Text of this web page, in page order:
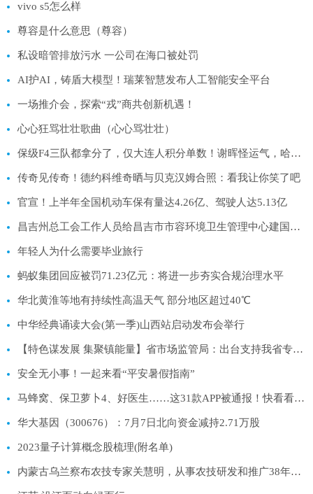
vivo s5怎么样
尊容是什么意思（尊容）
私设暗管排放污水 一公司在海口被处罚
AI护AI，铸盾大模型！瑞莱智慧发布人工智能安全平台
一场推介会，探索“戎”商共创新机遇！
心心狂骂壮壮歌曲（心心骂壮壮）
保级F4三队都拿分了，仅大连人积分单数！谢晖怪运气，哈维尔：比赛不是party
传奇见传奇！德约科维奇晒与贝克汉姆合照：看我让你笑了吧
官宣！上半年全国机动车保有量达4.26亿、驾驶人达5.13亿
昌吉州总工会工作人员给昌吉市市容环境卫生管理中心建国路环卫所送防暑、解暑用品
年轻人为什么需要毕业旅行
蚂蚁集团回应被罚71.23亿元：将进一步夯实合规治理水平
华北黄淮等地有持续性高温天气 部分地区超过40℃
中华经典诵读大会(第一季)山西站启动发布会举行
【特色谋发展 集聚镇能量】省市场监管局：出台支持我省专业镇高质量发展的指导意见
安全无小事！一起来看“平安暑假指南”
马蜂窝、保卫萝卜4、好医生……这31款APP被通报！快看看有没有你常用的
华大基因（300676）：7月7日北向资金减持2.71万股
2023量子计算概念股梳理(附名单)
内蒙古乌兰察布农技专家关慧明，从事农技研发和推广38年—— 帮农民建大棚 给蔬菜当医生（讲述·一辈子一件事）